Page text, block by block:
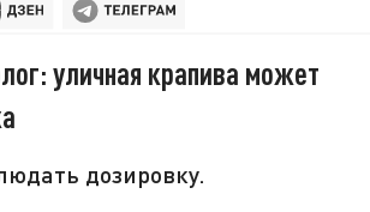
уличная крапива может
дозировку.